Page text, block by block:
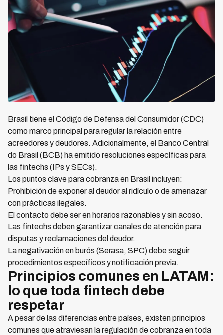
Brasil tiene el Código de Defensa del Consumidor (CDC)
como marco principal para regular la relación entre
acreedores y deudores. Adicionalmente, el Banco Central
do Brasil (BCB) ha emitido resoluciones específicas para
las fintechs (IPs y SECs).
Los puntos clave para cobranza en Brasil incluyen:
Prohibición de exponer al deudor al ridículo o de amenazar
con prácticas ilegales.
El contacto debe ser en horarios razonables y sin acoso.
Las fintechs deben garantizar canales de atención para
disputas y reclamaciones del deudor.
La negativación en burós (Serasa, SPC) debe seguir
procedimientos específicos y notificación previa.
Principios comunes en LATAM:
lo que toda fintech debe
respetar
A pesar de las diferencias entre países, existen principios
comunes que atraviesan la regulación de cobranza en toda